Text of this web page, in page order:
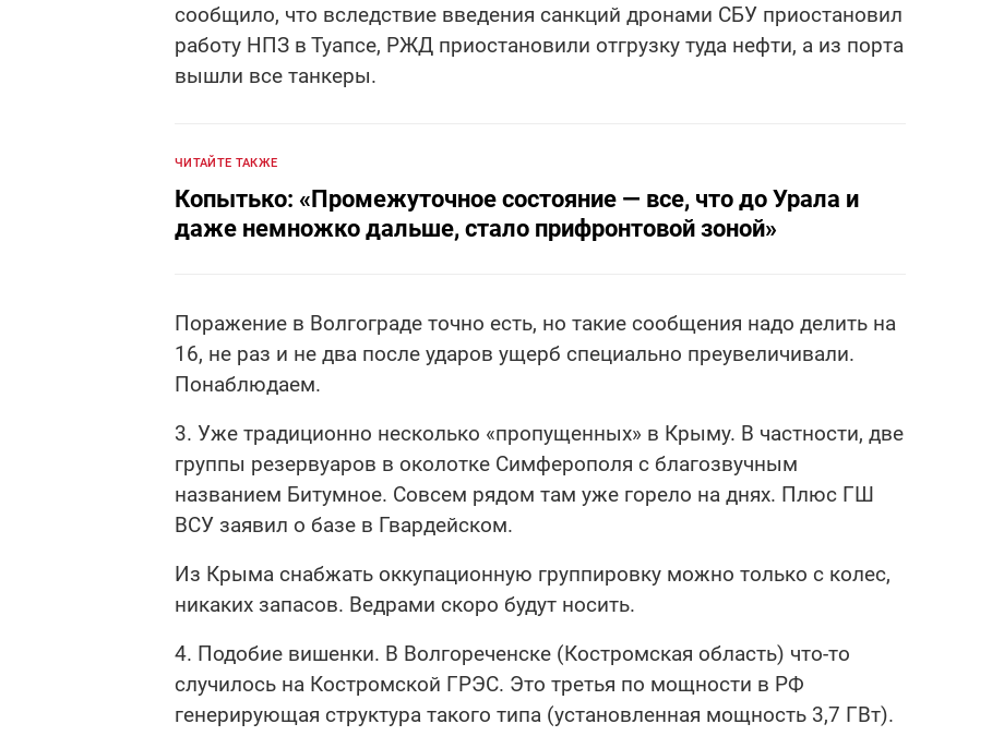
сообщило, что вследствие введения санкций дронами СБУ приостановил
работу НПЗ в Туапсе, РЖД приостановили отгрузку туда нефти, а из порта
вышли все танкеры.
ЧИТАЙТЕ ТАКЖЕ
Копытько: «Промежуточное состояние — все, что до Урала и
даже немножко дальше, стало прифронтовой зоной»
Поражение в Волгограде точно есть, но такие сообщения надо делить на
16, не раз и не два после ударов ущерб специально преувеличивали.
Понаблюдаем.
3. Уже традиционно несколько «пропущенных» в Крыму. В частности, две
группы резервуаров в околотке Симферополя с благозвучным
названием Битумное. Совсем рядом там уже горело на днях. Плюс ГШ
ВСУ заявил о базе в Гвардейском.
Из Крыма снабжать оккупационную группировку можно только с колес,
никаких запасов. Ведрами скоро будут носить.
4. Подобие вишенки. В Волгореченске (Костромская область) что-то
случилось на Костромской ГРЭС. Это третья по мощности в РФ
генерирующая структура такого типа (установленная мощность 3,7 ГВт).